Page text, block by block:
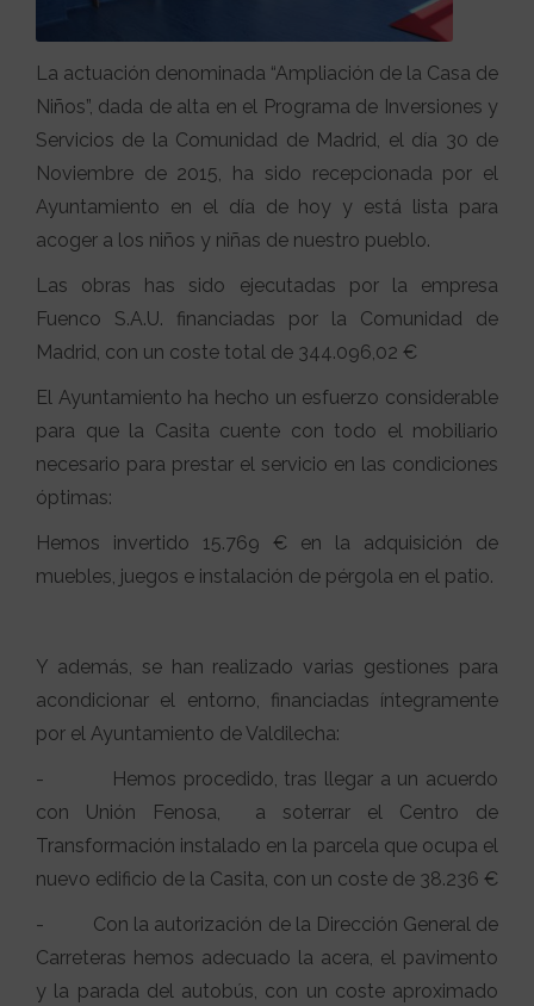
La actuación denominada “Ampliación de la Casa de
Niños”, dada de alta en el Programa de Inversiones y
Servicios de la Comunidad de Madrid, el día 30 de
Noviembre de 2015, ha sido recepcionada por el
Ayuntamiento en el día de hoy y está lista para
acoger a los niños y niñas de nuestro pueblo.
Las obras has sido ejecutadas por la empresa
Fuenco S.A.U. financiadas por la Comunidad de
Madrid, con un coste total de 344.096,02 €
El Ayuntamiento ha hecho un esfuerzo considerable
para que la Casita cuente con todo el mobiliario
necesario para prestar el servicio en las condiciones
óptimas:
Hemos invertido 15.769 € en la adquisición de
muebles, juegos e instalación de pérgola en el patio.
Y además, se han realizado varias gestiones para
acondicionar el entorno, financiadas íntegramente
por el Ayuntamiento de Valdilecha:
- Hemos procedido, tras llegar a un acuerdo
con Unión Fenosa, a soterrar el Centro de
Transformación instalado en la parcela que ocupa el
nuevo edificio de la Casita, con un coste de 38.236 €
- Con la autorización de la Dirección General de
Carreteras hemos adecuado la acera, el pavimento
y la parada del autobús, con un coste aproximado